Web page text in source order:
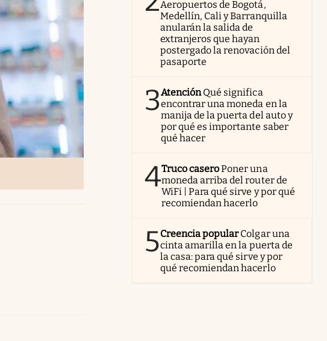
Aeropuertos de Bogotá,
Medellín, Cali y Barranquilla
anularán la salida de
extranjeros que hayan
postergado la renovación del
pasaporte
3AtenciónQué significa
encontrar una moneda en la
manija de la puerta del auto y
por qué es importante saber
qué hacer
4Truco caseroPoner una
moneda arriba del router de
WiFi | Para qué sirve y por qué
recomiendan hacerlo
5Creencia popularColgar una
cinta amarilla en la puerta de
la casa: para qué sirve y por
qué recomiendan hacerlo